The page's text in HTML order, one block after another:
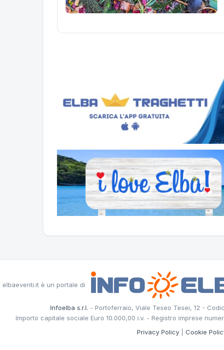
elbaeventi.it è un portale di
Infoelba s.r.l. - Portoferraio, Viale Teseo Tesei, 12 -
Importo capitale sociale Euro 10.000,00 i.v. - Registro imprese
Privacy Policy| Cookie